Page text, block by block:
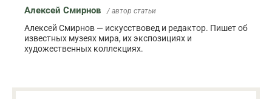
Алексей Смирнов / автор статьи
Алексей Смирнов — искусствовед и редактор. Пишет об
известных музеях мира, их экспозициях и
художественных коллекциях.